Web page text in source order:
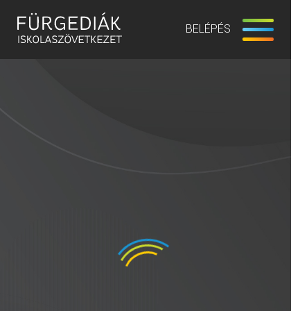
BELÉPÉS